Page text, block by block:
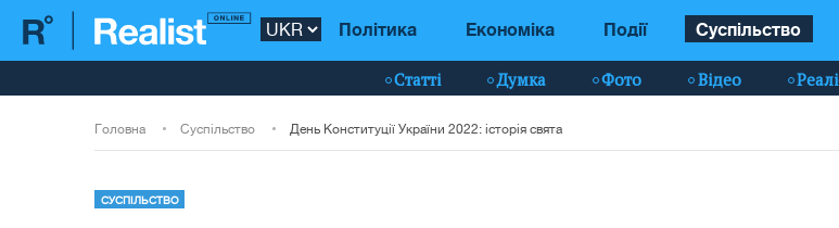
Політика Економіка Події Суспільство
Статті Думка Фото Відео
Головна Суспільство День Конституції України 2022: історія свята
СУСПІЛЬСТВО